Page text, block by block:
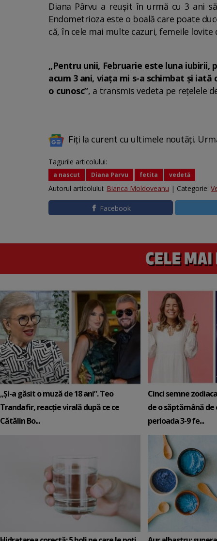
Diana Pârvu a reușit în urmă cu 3 ani
Endometrioza este o boală care poate
că, în cele mai multe cazuri, femeile
„Pentru unii, Februarie este luna iubirii,
acum 3 ani, viața mi s-a schimbat și
o cunosc”, a transmis vedeta pe rețelele
Fiți la curent cu ultimele noutăți.
Tagurile articolului:
a nascut Diana Parvu fetita vedetă
Autorul articolului: Bianca Moldoveanu | Categorie:
Facebook
„Și-a găsit o muză de 18 ani”. Teo
Trandafir, reacție virală după ce ce
Cătălin Bo...
Cinci semne
de o săptămână de
perioada 3-9 fe...